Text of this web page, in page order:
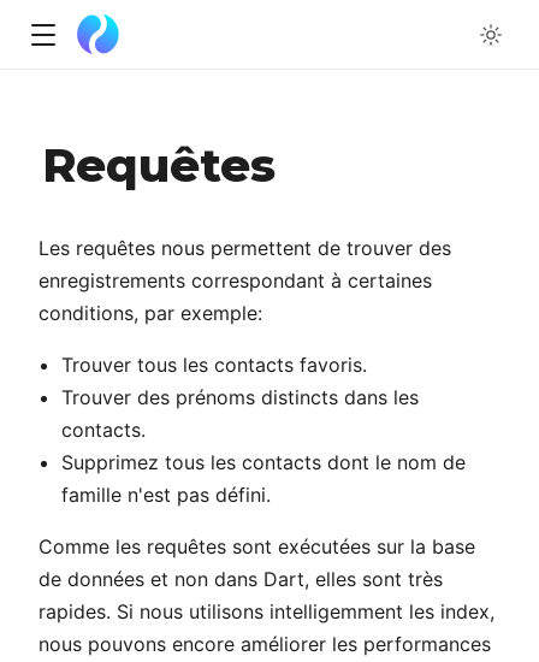
Requêtes
Les requêtes nous permettent de trouver des
enregistrements correspondant à certaines
conditions, par exemple:
Trouver tous les contacts favoris.
Trouver des prénoms distincts dans les
contacts.
Supprimez tous les contacts dont le nom de
famille n'est pas défini.
Comme les requêtes sont exécutées sur la base
de données et non dans Dart, elles sont très
rapides. Si nous utilisons intelligemment les index,
nous pouvons encore améliorer les performances